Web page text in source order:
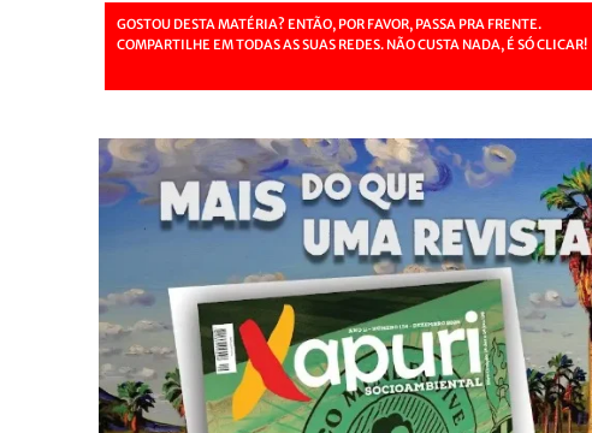
GOSTOU DESTA MATÉRIA? ENTÃO, POR FAVOR, PASSA PRA FRENTE.
COMPARTILHE EM TODAS AS SUAS REDES. NÃO CUSTA NADA, É SÓ CLICAR!